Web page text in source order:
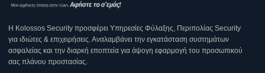
Η Κοlossos Security προσφέρει Υπηρεσίες Φύλαξης, Περιπολίας Security
για ιδιώτες & επιχειρήσεις. Αναλαμβάνει την εγκατάσταση συστημάτων
ασφαλείας και την διαρκή εποπτεία για άψογη εφαρμογή του προσωπικού
σας πλάνου προστασίας.